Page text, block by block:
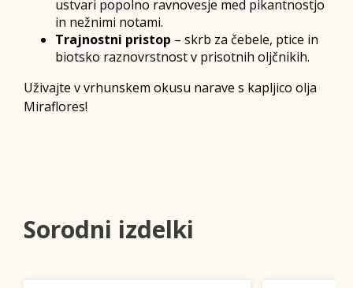
ustvari popolno ravnovesje med pikantnostjo
in nežnimi notami.
Trajnostni pristop – skrb za čebele, ptice in
biotsko raznovrstnost v prisotnih oljčnikih.
Uživajte v vrhunskem okusu narave s kapljico olja
Miraflores!
Sorodni izdelki